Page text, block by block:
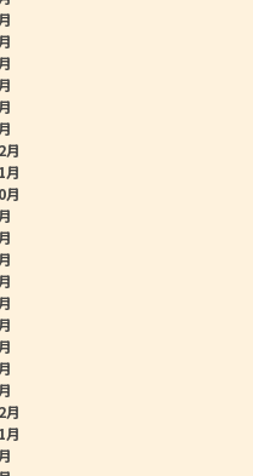
月
月
月
月
月